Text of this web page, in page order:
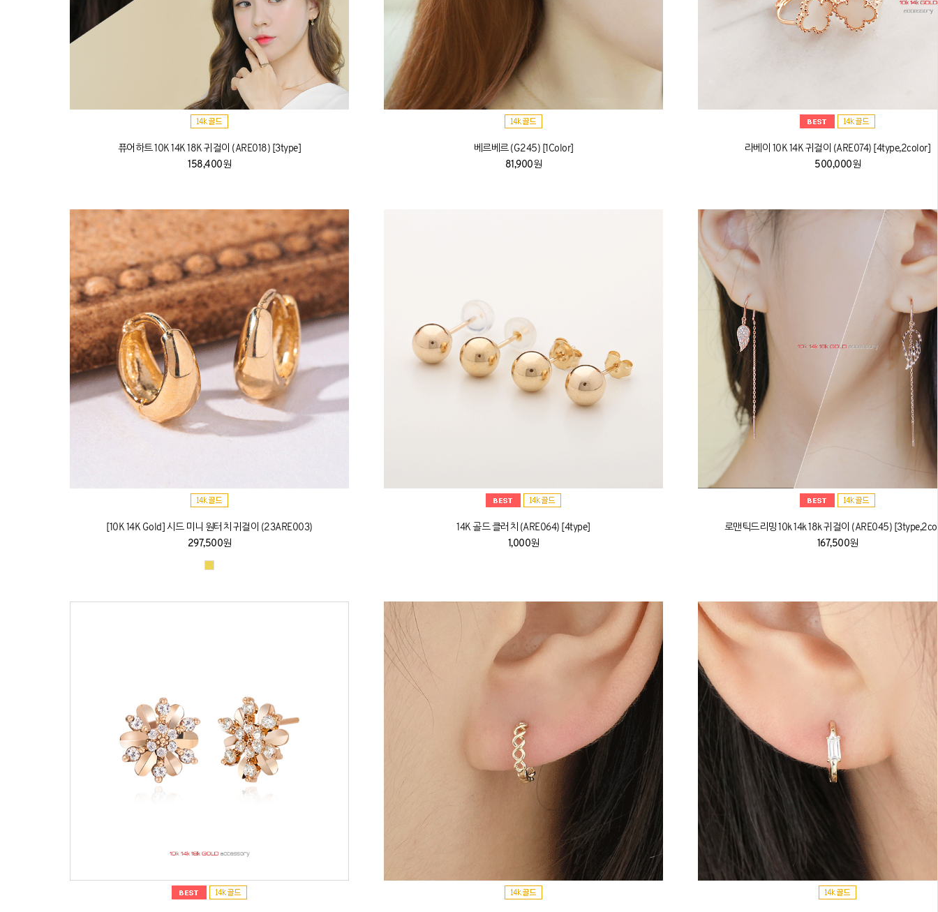
퓨어하트 10K 14K 18K 귀걸이 (ARE018) [3type]
158,400원
베르베르 (G245) [1Color]
81,900원
라베이 10K 14K 귀걸이 (ARE074) [4type,2color]
500,000원
[10K 14K Gold] 시드 미니 원터치 귀걸이 (23ARE003)
297,500원
14K 골드 클러치 (ARE064) [4type]
1,000원
로맨틱드리밍 10k 14k 18k 귀걸이 (ARE045)
167,500원